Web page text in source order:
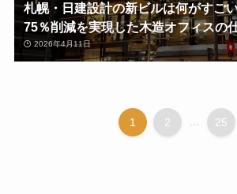
札幌・日建設計の新ビルは何がすご
75％削減を実現した木造オフィスの
2026年4月11日
1 2 ... 25